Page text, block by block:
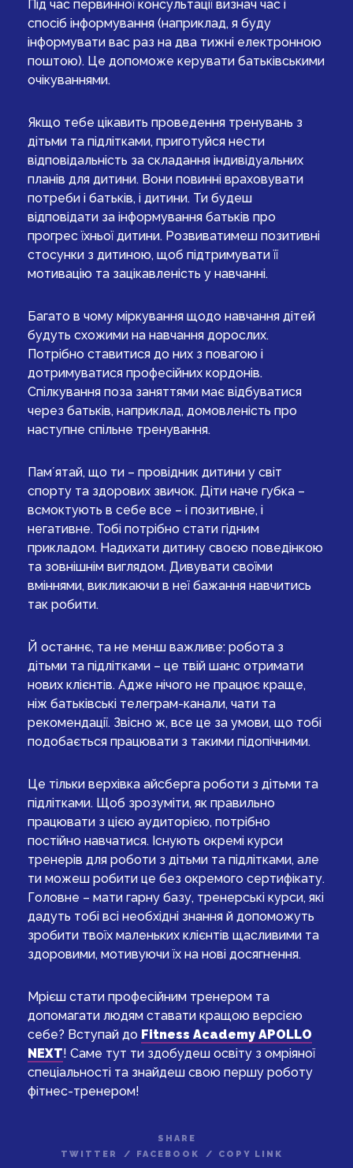
Під час первинної консультації визнач час і
спосіб інформування (наприклад, я буду
інформувати вас раз на два тижні електронною
поштою). Це допоможе керувати батьківськими
очікуваннями.
Якщо тебе цікавить проведення тренувань з
дітьми та підлітками, приготуйся нести
відповідальність за складання індивідуальних
планів для дитини. Вони повинні враховувати
потреби і батьків, і дитини. Ти будеш
відповідати за інформування батьків про
прогрес їхньої дитини. Розвиватимеш позитивні
стосунки з дитиною, щоб підтримувати її
мотивацію та зацікавленість у навчанні.
Багато в чому міркування щодо навчання дітей
будуть схожими на навчання дорослих.
Потрібно ставитися до них з повагою і
дотримуватися професійних кордонів.
Спілкування поза заняттями має відбуватися
через батьків, наприклад, домовленість про
наступне спільне тренування.
Памʼятай, що ти – провідник дитини у світ
спорту та здорових звичок. Діти наче губка –
всмоктують в себе все – і позитивне, і
негативне. Тобі потрібно стати гідним
прикладом. Надихати дитину своєю поведінкою
та зовнішнім виглядом. Дивувати своїми
вміннями, викликаючи в неї бажання навчитись
так робити.
Й останнє, та не менш важливе: робота з
дітьми та підлітками – це твій шанс отримати
нових клієнтів. Адже нічого не працює краще,
ніж батьківські телеграм-канали, чати та
рекомендації. Звісно ж, все це за умови, що тобі
подобається працювати з такими підопічними.
Це тільки верхівка айсберга роботи з дітьми та
підлітками. Щоб зрозуміти, як правильно
працювати з цією аудиторією, потрібно
постійно навчатися. Існують окремі курси
тренерів для роботи з дітьми та підлітками, але
ти можеш робити це без окремого сертифікату.
Головне – мати гарну базу, тренерські курси, які
дадуть тобі всі необхідні знання й допоможуть
зробити твоїх маленьких клієнтів щасливими та
здоровими, мотивуючи їх на нові досягнення.
Мрієш стати професійним тренером та
допомагати людям ставати кращою версією
себе? Вступай до Fitness Academy APOLLO
NEXT! Саме тут ти здобудеш освіту з омріяної
спеціальності та знайдеш свою першу роботу
фітнес-тренером!
SHARE
TWITTER
/ FACEBOOK / COPY LINK